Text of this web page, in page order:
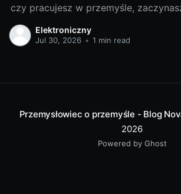
czy pracujesz w przemyśle,
przygodę z hobbystycznym
gdzieś pomiędzy, salon spawalniczy
dokładnie jest spawalnictwo.
Elektroniczny
Jul 30, 2026 • 1 min read
Przemysłowiec o przemyśle - Blog
2026
Powered by Ghost